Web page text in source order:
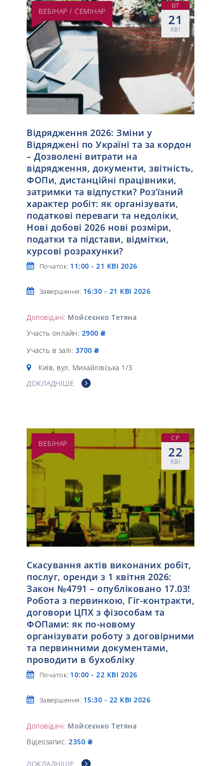
ВЕБІНАР / СЕМІНАР
ВТ
21
КВІ
Відрядження 2026: Зміни у
Відряджені по Україні та за кордон
– Дозволені витрати на
відрядження, документи, звітність,
ФОПи, дистанційні працівники,
затримки та відпустки? Роз’їзний
характер робіт: як організувати,
податкові переваги та недоліки,
Нові добові 2026 нові розміри,
податки та підстави, відмітки,
курсові розрахунки?
Початок: 11:00 - 21 КВІ 2026
Завершення: 16:30 - 21 КВІ 2026
Доповідачі: Мойсеєнко Тетяна
Участь онлайн: 2900 ₴
Участь в залі: 3700 ₴
Київ, вул. Михайлівська 1/3
ДОКЛАДНІШЕ
ВЕБІНАР
СР
22
КВІ
Скасування актів виконаних робіт,
послуг, оренди з 1 квітня 2026:
Закон №4791 – опубліковано 17.03!
Робота з первинкою, Гіг-контракти,
договори ЦПХ з фізособам та
ФОПами: як по-новому
організувати роботу з договірними
та первинними документами,
проводити в бухобліку
Початок: 10:00 - 22 КВІ 2026
Завершення: 15:30 - 22 КВІ 2026
Доповідачі: Мойсеєнко Тетяна
Відеозапис: 2350 ₴
ДОКЛАДНІШЕ